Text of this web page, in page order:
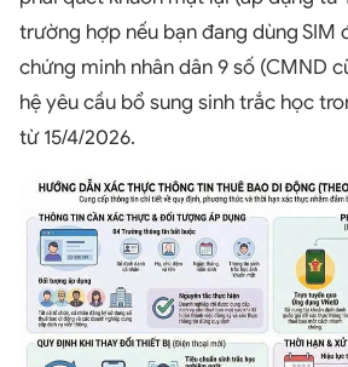
trường hợp nếu bạn đang dùng SIM
chứng minh nhân dân 9 số (CMND
hệ yêu cầu bổ sung sinh trắc học
từ 15/4/2026.